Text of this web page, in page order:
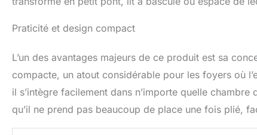
Praticité et design compact
L’un des avantages majeurs de ce produit est sa
compacte, un atout considérable pour les foyers où
il s’intègre facilement dans n’importe quelle
qu’il ne prend pas beaucoup de place une fois plié,